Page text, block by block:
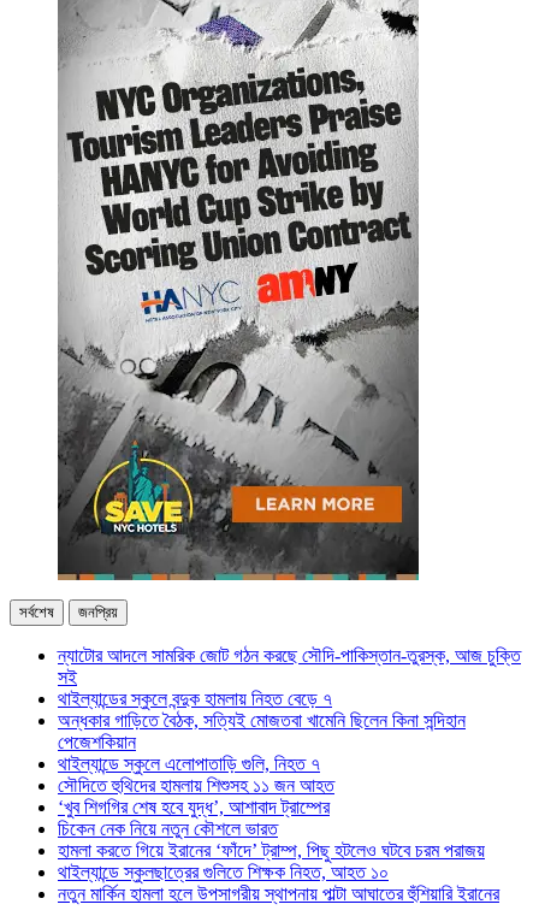
সর্বশেষ জনপ্রিয়
ন্যাটোর আদলে সামরিক জোট গঠন করছে সৌদি-পাকিস্তান-তুরস্ক, আজ চুক্তি
সই
থাইল্যান্ডের স্কুলে বন্দুক হামলায় নিহত বেড়ে ৭
অন্ধকার গাড়িতে বৈঠক, সত্যিই মোজতবা খামেনি ছিলেন কিনা সন্দিহান
পেজেশকিয়ান
থাইল্যান্ডে স্কুলে এলোপাতাড়ি গুলি, নিহত ৭
সৌদিতে হুথিদের হামলায় শিশুসহ ১১ জন আহত
‘খুব শিগগির শেষ হবে যুদ্ধ’, আশাবাদ ট্রাম্পের
চিকেন নেক নিয়ে নতুন কৌশলে ভারত
হামলা করতে গিয়ে ইরানের ‘ফাঁদে’ ট্রাম্প, পিছু হটলেও ঘটবে চরম পরাজয়
থাইল্যান্ডে স্কুলছাত্রের গুলিতে শিক্ষক নিহত, আহত ১০
নতুন মার্কিন হামলা হলে উপসাগরীয় স্থাপনায় পাল্টা আঘাতের হুঁশিয়ারি ইরানের